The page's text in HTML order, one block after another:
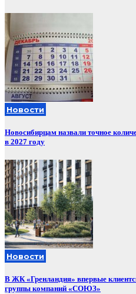
Новости
Новосибирцам назвали точное
в 2027 году
Новости
В ЖК «Гренландия» впервые
группы компаний «СОЮЗ»